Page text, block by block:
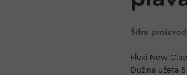
Šifra
Flexi New
Dužina užeta